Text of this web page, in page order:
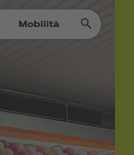
Mobilità